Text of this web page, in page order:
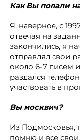
Как Вы попали
Я, наверное, с
отвечая на
закончились, я
отправлял свои
около 6-7 писем
раздался
участвовать в
Вы москвич?
Из Подмосковья,
помню и все